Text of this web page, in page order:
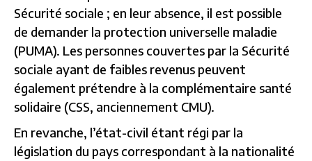
Sécurité sociale ; en leur absence, il est possible
de demander la protection universelle maladie
(PUMA). Les personnes couvertes par la Sécurité
sociale ayant de faibles revenus peuvent
également prétendre à la complémentaire santé
solidaire (CSS, anciennement CMU).
En revanche, l’état-civil étant régi par la
législation du pays correspondant à la nationalité